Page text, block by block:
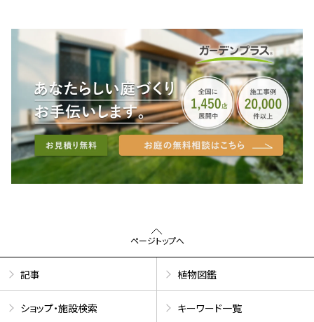
ページトップへ
記事 植物図鑑
ショップ・施設検索 キーワード一覧